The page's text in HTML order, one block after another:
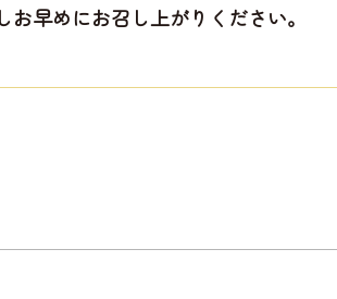
早めにお召し上がりください。